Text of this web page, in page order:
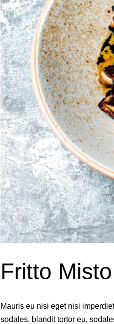
Fritto Misto
Mauris eu nisi eget nisi
sodales, blandit tortor eu,